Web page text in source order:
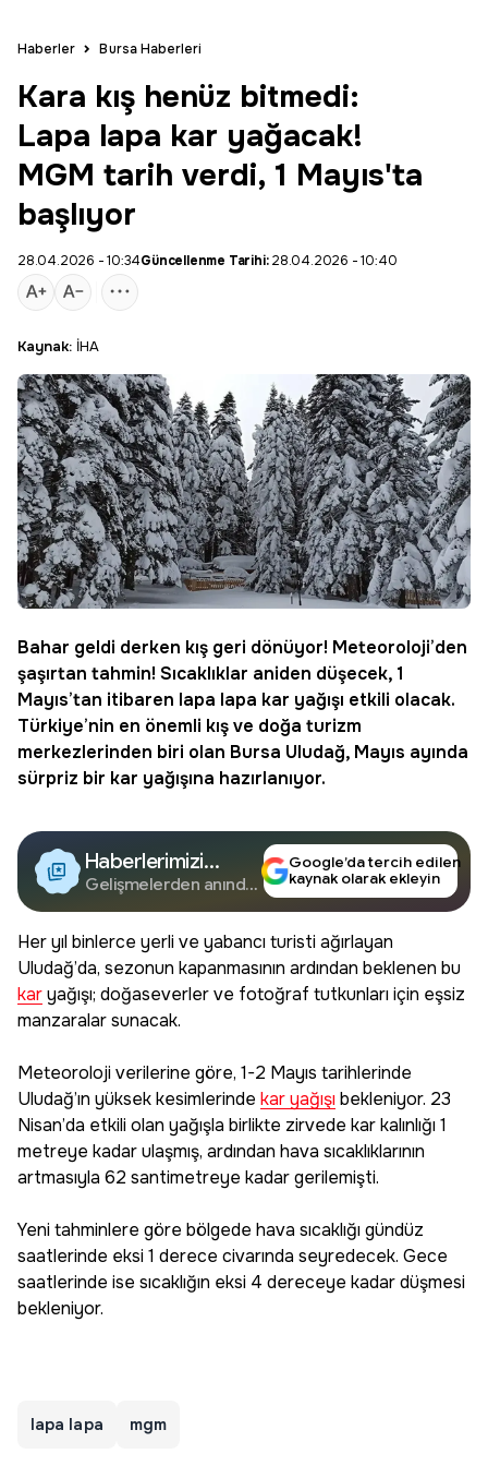
Haberler Bursa Haberleri
Kara kış henüz bitmedi:
Lapa lapa kar yağacak!
MGM tarih verdi, 1 Mayıs'ta
başlıyor
28.04.2026 - 10:34Güncellenme Tarihi:28.04.2026 - 10:40
Kaynak: İHA
Bahar geldi derken kış geri dönüyor! Meteoroloji’den
şaşırtan tahmin! Sıcaklıklar aniden düşecek, 1
Mayıs’tan itibaren lapa lapa kar yağışı etkili olacak.
Türkiye’nin en önemli kış ve doğa turizm
merkezlerinden biri olan Bursa Uludağ, Mayıs ayında
sürpriz bir kar yağışına hazırlanıyor.
Haberlerimizi
Google'da Takip
Edin
Gelişmelerden anında
Google’da tercih edilen
kaynak olarak ekleyin
Her yıl binlerce yerli ve yabancı turisti ağırlayan
Uludağ’da, sezonun kapanmasının ardından beklenen bu
karyağışı; doğaseverler ve fotoğraf tutkunları için eşsiz
manzaralar sunacak.
Meteoroloji verilerine göre, 1-2 Mayıs tarihlerinde
Uludağ’ın yüksek kesimlerinde kar yağışıbekleniyor. 23
Nisan’da etkili olan yağışla birlikte zirvede kar kalınlığı 1
metreye kadar ulaşmış, ardından hava sıcaklıklarının
artmasıyla 62 santimetreye kadar gerilemişti.
Yeni tahminlere göre bölgede hava sıcaklığı gündüz
saatlerinde eksi 1 derece civarında seyredecek. Gece
saatlerinde ise sıcaklığın eksi 4 dereceye kadar düşmesi
bekleniyor.
lapa lapa mgm